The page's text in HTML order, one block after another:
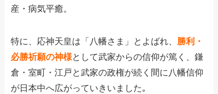
産・病気平癒。
特に、応神天皇は「八幡さま」とよばれ、 勝利・
必勝祈願の神様として武家からの信仰が篤く、鎌
倉・室町・江戸と武家の政権が続く間に八幡信仰
が日本中へ広がっていきいました｡